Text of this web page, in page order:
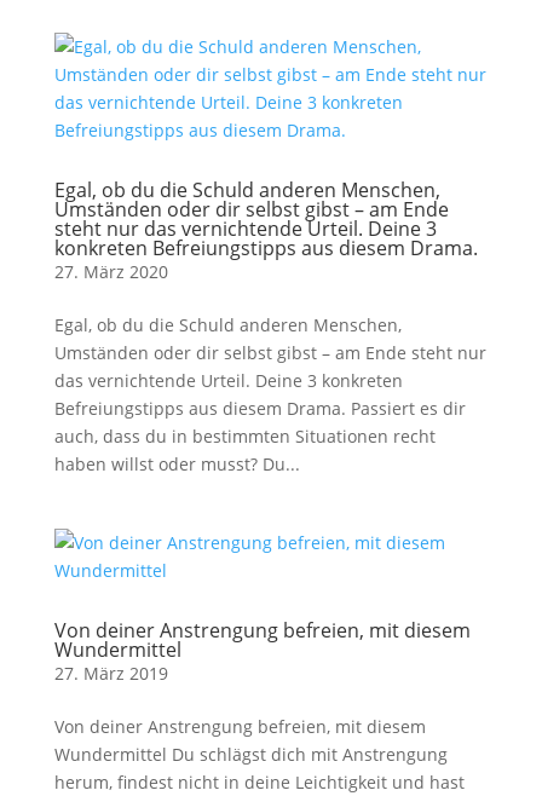
Egal, ob du die Schuld anderen Menschen,
Umständen oder dir selbst gibst – am Ende
steht nur das vernichtende Urteil. Deine 3
konkreten Befreiungstipps aus diesem Drama.
27. März 2020
Egal, ob du die Schuld anderen Menschen,
Umständen oder dir selbst gibst – am Ende steht nur
das vernichtende Urteil. Deine 3 konkreten
Befreiungstipps aus diesem Drama. Passiert es dir
auch, dass du in bestimmten Situationen recht
haben willst oder musst? Du...
Von deiner Anstrengung befreien, mit diesem
Wundermittel
27. März 2019
Von deiner Anstrengung befreien, mit diesem
Wundermittel Du schlägst dich mit Anstrengung
herum, findest nicht in deine Leichtigkeit und hast